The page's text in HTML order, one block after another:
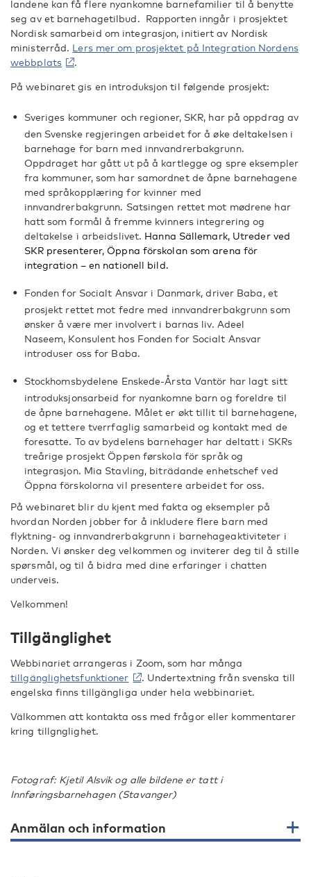
landene kan få flere nyankomne barnefamilier til å benytte
seg av et barnehagetilbud. Rapporten inngår i prosjektet
Nordisk samarbeid om integrasjon, initiert av Nordisk
ministerråd. Lers mer om prosjektet på Integration Nordens
webbplats
.
På webinaret gis en introduksjon til følgende prosjekt:
Sveriges kommuner och regioner, SKR, har på oppdrag av
den Svenske regjeringen arbeidet for å øke deltakelsen i
barnehage for barn med innvandrerbakgrunn.
Oppdraget har gått ut på å kartlegge og spre eksempler
fra kommuner, som har samordnet de åpne barnehagene
med språkopplæring for kvinner med
innvandrerbakgrunn. Satsingen rettet mot mødrene har
hatt som formål å fremme kvinners integrering og
deltakelse i arbeidslivet. Hanna Sällemark, Utreder ved
SKR presenterer, Öppna förskolan som arena för
integration – en nationell bild.
Fonden for Socialt Ansvar i Danmark, driver Baba, et
prosjekt rettet mot fedre med innvandrerbakgrunn som
ønsker å være mer involvert i barnas liv. Adeel
Naseem, Konsulent hos Fonden for Socialt Ansvar
introduser oss for Baba.
Stockhomsbydelene Enskede-Årsta Vantör har lagt sitt
introduksjonsarbeid for nyankomne barn og foreldre til
de åpne barnehagene. Målet er økt tillit til barnehagene,
og et tettere tverrfaglig samarbeid og kontakt med de
foresatte. To av bydelens barnehager har deltatt i SKRs
treårige prosjekt Öppen førskola för språk og
integrasjon. Mia Stavling, biträdande enhetschef ved
Öppna förskolorna vil presentere arbeidet for oss.
På webinaret blir du kjent med fakta og eksempler på
hvordan Norden jobber for å inkludere flere barn med
flyktning- og innvandrerbakgrunn i barnehageaktiviteter i
Norden. Vi ønsker deg velkommen og inviterer deg til å stille
spørsmål, og til å bidra med dine erfaringer i chatten
underveis.
Velkommen!
Tillgänglighet
Webbinariet arrangeras i Zoom, som har många
tillgänglighetsfunktioner
. Undertextning från svenska till
engelska finns tillgängliga under hela webbinariet.
Välkommen att kontakta oss med frågor eller kommentarer
kring tillgnglighet.
Fotograf: Kjetil Alsvik og alle bildene er tatt i
Innføringsbarnehagen (Stavanger)
Anmälan och information